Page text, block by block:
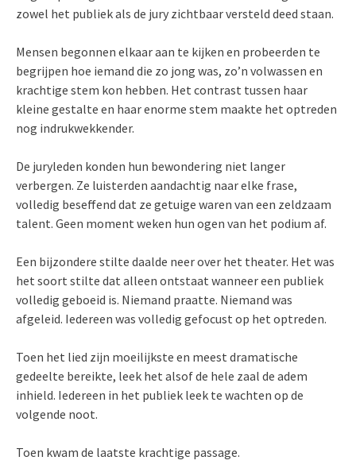
zowel het publiek als de jury zichtbaar versteld deed staan.
Mensen begonnen elkaar aan te kijken en probeerden te
begrijpen hoe iemand die zo jong was, zo’n volwassen en
krachtige stem kon hebben. Het contrast tussen haar
kleine gestalte en haar enorme stem maakte het optreden
nog indrukwekkender.
De juryleden konden hun bewondering niet langer
verbergen. Ze luisterden aandachtig naar elke frase,
volledig beseffend dat ze getuige waren van een zeldzaam
talent. Geen moment weken hun ogen van het podium af.
Een bijzondere stilte daalde neer over het theater. Het was
het soort stilte dat alleen ontstaat wanneer een publiek
volledig geboeid is. Niemand praatte. Niemand was
afgeleid. Iedereen was volledig gefocust op het optreden.
Toen het lied zijn moeilijkste en meest dramatische
gedeelte bereikte, leek het alsof de hele zaal de adem
inhield. Iedereen in het publiek leek te wachten op de
volgende noot.
Toen kwam de laatste krachtige passage.